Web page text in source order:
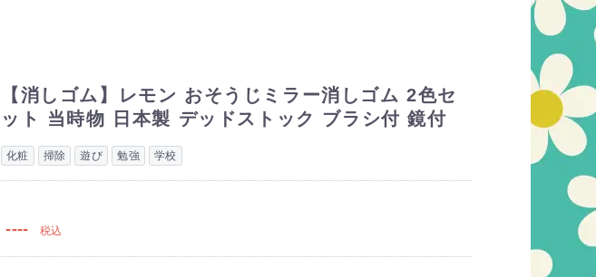
【消しゴム】レモン おそうじミラー消しゴム 2色セ
ット 当時物 日本製 デッドストック ブラシ付 鏡付
化粧 掃除 遊び 勉強 学校
---- 税込